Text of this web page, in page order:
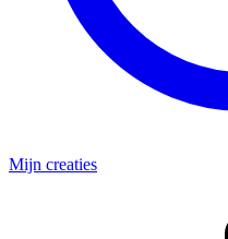
Mijn creaties